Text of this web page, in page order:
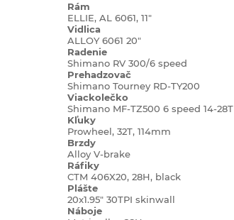
Rám
ELLIE, AL 6061, 11"
Vidlica
ALLOY 6061 20"
Radenie
Shimano RV 300/6 speed
Prehadzovač
Shimano Tourney RD-TY200
Viackolečko
Shimano MF-TZ500 6 speed 14-28T
Kľuky
Prowheel, 32T, 114mm
Brzdy
Alloy V-brake
Ráfiky
CTM 406X20, 28H, black
Plášte
20x1.95" 30TPI skinwall
Náboje